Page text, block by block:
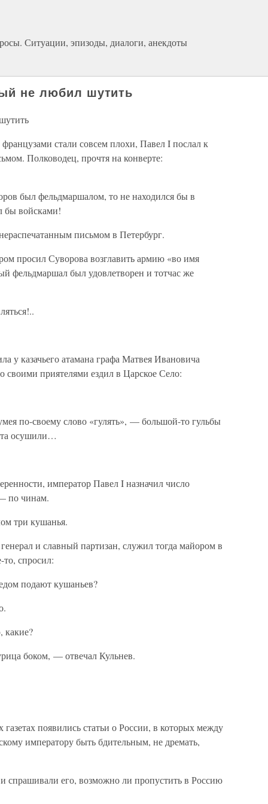
Ситуации, эпизоды, диалоги, анекдоты
не любил шутить
стали совсем плохи, Павел I послал к
Полководец, прочтя на конверте:
был фельдмаршалом, то не находился бы в
бы войсками!
письмом в Петербург.
просил Суворова возглавить армию «во имя
фельдмаршал был удовлетворен и тотчас же
у казачьего атамана графа Матвея Ивановича
своими приятелями ездил в Царское Село:
по-своему слово «гулять», — большой-то гульбы
осушили…
император Павел I назначил число
по чинам.
три кушанья.
и славный партизан, служил тогда майором в
то, спросил:
подают кушаньев?
какие?
боком, — отвечал Кульнев.
появились статьи о России, в которых между
императору быть бдительным, не дремать,
спрашивали его, возможно ли пропустить в Россию